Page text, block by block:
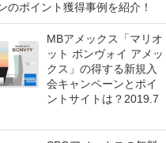
のポイント獲得事例を紹介！
MBアメックス「マリオ
ット ボンヴォイ アメッ
クス」の得する新規入
会キャンペーンとポイ
ントサイトは？2019.7